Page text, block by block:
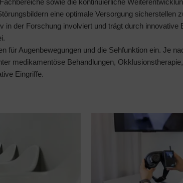
sowie die kontinuierliche
eine optimale Versorgung sicherstellen
der Forschung involviert und trägt durch innovative
für Augenbewegungen und die Sehfunktion ein. Je
medikamentöse Behandlungen,
Eingriffe.